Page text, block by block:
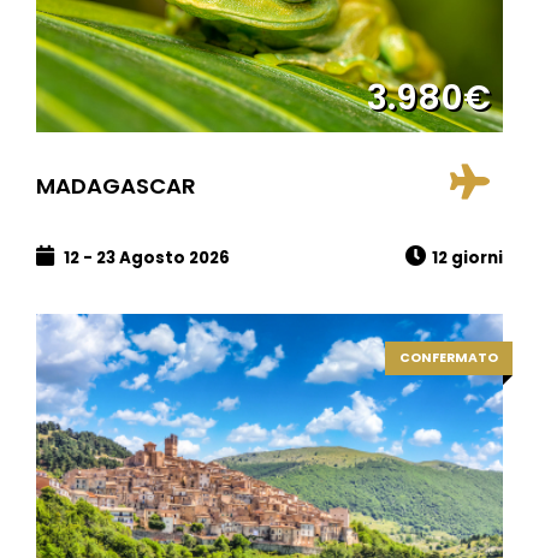
3.980€
MADAGASCAR
12 - 23 Agosto 2026 12 giorni
CONFERMATO